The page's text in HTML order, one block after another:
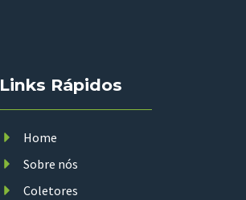
Links Rápidos
Home
Sobre nós
Coletores